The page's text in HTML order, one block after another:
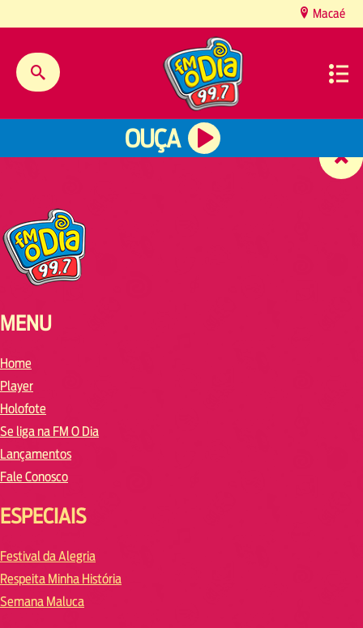
Macaé
OUÇA
MENU
Home
Player
Holofote
Se liga na FM O Dia
Lançamentos
Fale Conosco
ESPECIAIS
Festival da Alegria
Respeita Minha História
Semana Maluca